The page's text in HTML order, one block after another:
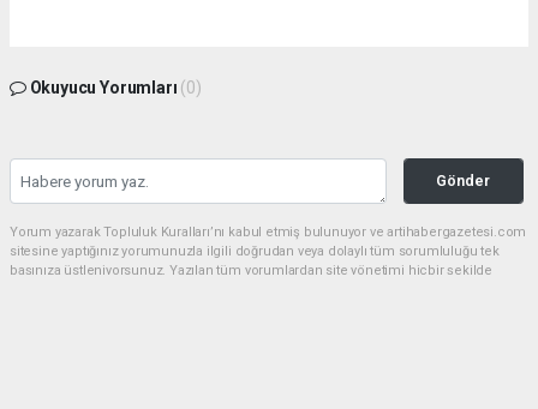
Okuyucu Yorumları (0)
Gönder
Yorum yazarak Topluluk Kuralları’nı kabul etmiş bulunuyor ve artihabergazetesi.com
sitesine yaptığınız yorumunuzla ilgili doğrudan veya dolaylı tüm sorumluluğu tek
başınıza üstleniyorsunuz. Yazılan tüm yorumlardan site yönetimi hiçbir şekilde